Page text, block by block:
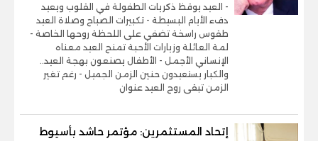
- العيد يوقظ ذكريات الطفولة في القلوب ويعيد
دفء الأيام البسيطة - تكبيرات الصباح وصلاة العيد
طقوس راسخة تضفي على اللحظة روحها الخاصة -
لمة العائلة وزيارات الأحبة تمنح العيد معناه
الإنساني الأجمل - الأطفال يصنعون بهجة العيد..
والكبار يستعيدون حنين الزمن الجميل - رغم تغير
الزمن تبقى روح العيد عنوان
إتحاد المستثمرين: مؤتمر حاشد بأسيوط